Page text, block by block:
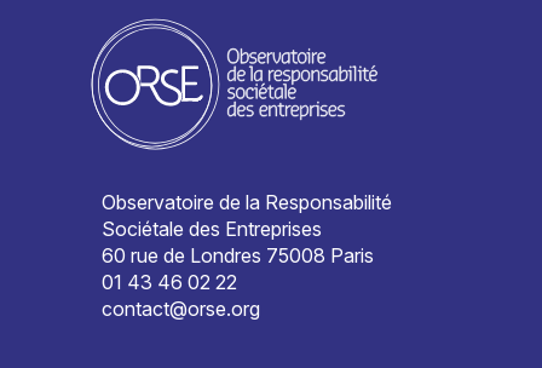
Observatoire de la Responsabilité
Sociétale des Entreprises
60 rue de Londres 75008 Paris
01 43 46 02 22
contact@orse.org